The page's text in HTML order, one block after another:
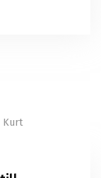
Kurt